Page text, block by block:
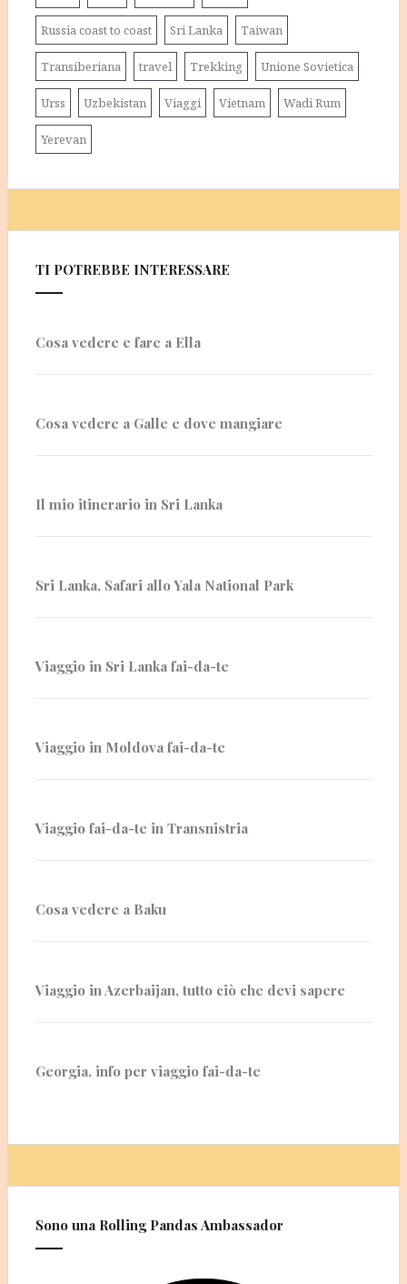
Russia coast to coast Sri Lanka Taiwan
Transiberiana travel Trekking Unione Sovietica
Urss Uzbekistan Viaggi Vietnam Wadi Rum
Yerevan
TI POTREBBE INTERESSARE
Cosa vedere e fare a Ella
Cosa vedere a Galle e dove mangiare
Il mio itinerario in Sri Lanka
Sri Lanka, Safari allo Yala National Park
Viaggio in Sri Lanka fai-da-te
Viaggio in Moldova fai-da-te
Viaggio fai-da-te in Transnistria
Cosa vedere a Baku
Viaggio in Azerbaijan, tutto ciò che devi sapere
Georgia, info per viaggio fai-da-te
Sono una Rolling Pandas Ambassador